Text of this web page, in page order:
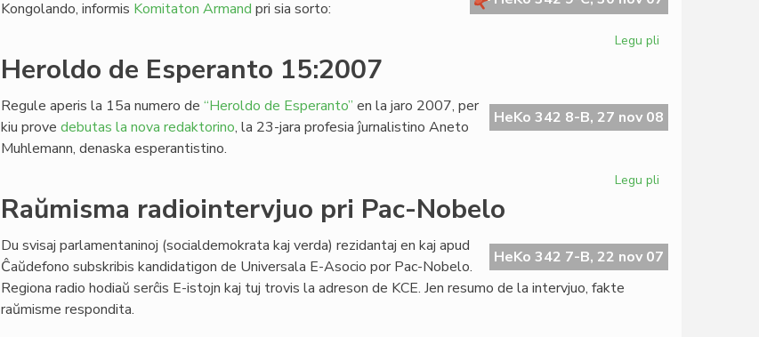
Kongolando, informis Komitaton Armand pri sia sorto:
Legu pli
prizono
Heroldo de Esperanto 15:2007
HeKo 342 8-B, 27 nov 08
Regule aperis la 15a numero de “Heroldo de Esperanto” en la jaro 2007, per
kiu prove debutas la nova redaktorino, la 23-jara profesia ĵurnalistino Aneto
Muhlemann, denaska esperantistino.
Legu pli
15:2007
Raŭmisma radiointervjuo pri Pac-Nobelo
HeKo 342 7-B, 22 nov 07
Du svisaj parlamentaninoj (socialdemokrata kaj verda) rezidantaj en kaj apud
Ĉaŭdefono subskribis kandidatigon de Universala E-Asocio por Pac-Nobelo.
Regiona radio hodiaŭ serĉis E-istojn kaj tuj trovis la adreson de KCE. Jen resumo de la intervjuo, fakte
raŭmisme respondita.